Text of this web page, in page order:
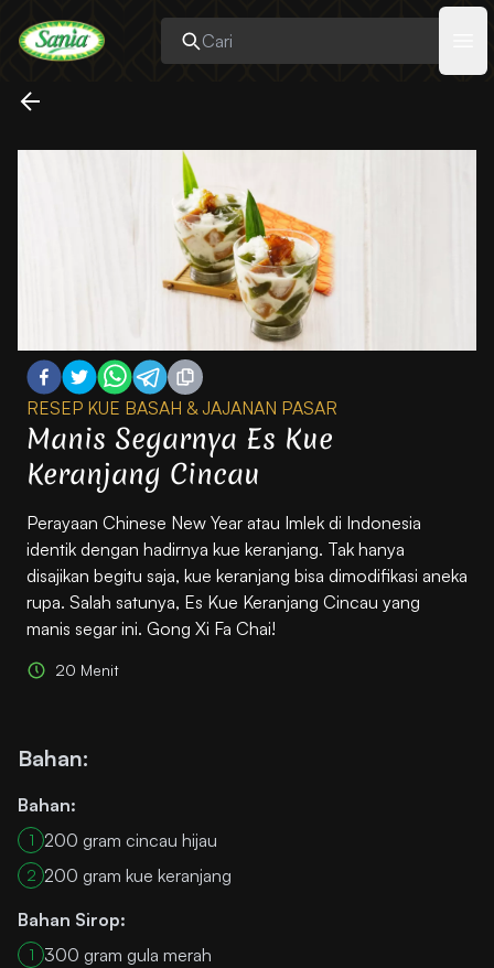
Sania
RESEP KUE BASAH & JAJANAN PASAR
Manis Segarnya Es Kue
Keranjang Cincau
Perayaan Chinese New Year atau Imlek di Indonesia
identik dengan hadirnya kue keranjang. Tak hanya
disajikan begitu saja, kue keranjang bisa dimodifikasi aneka
rupa. Salah satunya, Es Kue Keranjang Cincau yang
manis segar ini. Gong Xi Fa Chai!
20 Menit
Bahan:
Bahan:
1 200 gram cincau hijau
2 200 gram kue keranjang
Bahan Sirop:
1 300 gram gula merah